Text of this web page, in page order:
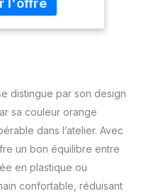
de lame
distingue par son design
sa couleur orange
dans l’atelier. Avec
un bon équilibre entre
en plastique ou
confortable, réduisant